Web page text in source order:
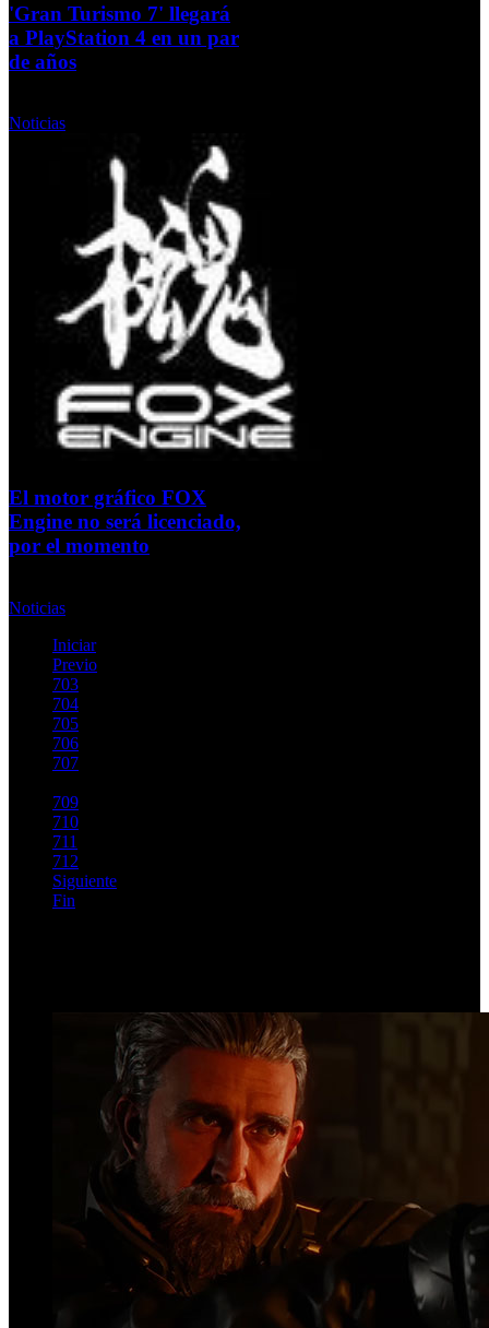
'Gran Turismo 7' llegará
a PlayStation 4 en un par
de años
Noticias
El motor gráfico FOX
Engine no será licenciado,
por el momento
Noticias
Iniciar
Previo
703
704
705
706
707
709
710
711
712
Siguiente
Fin